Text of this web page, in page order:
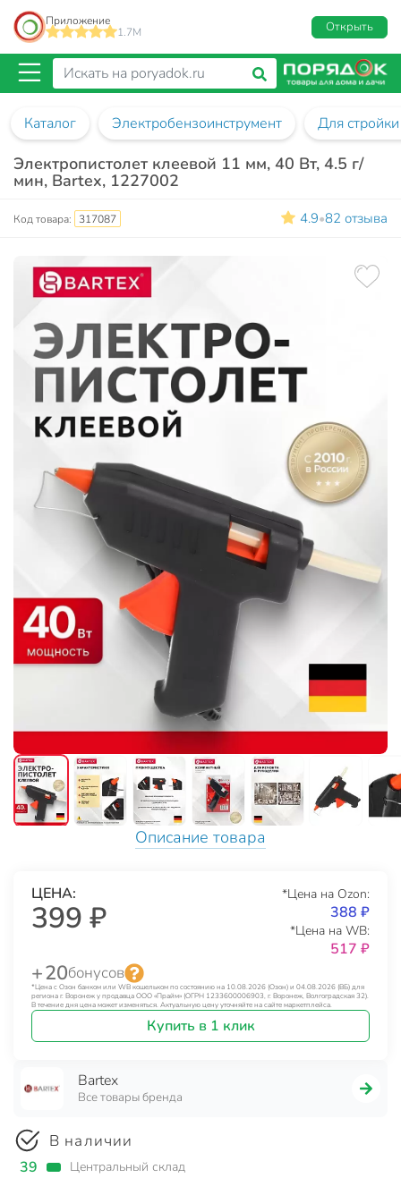
Приложение
1.7M
Открыть
Каталог Электробензоинструмент Для
Электропистолет клеевой 11 мм, 40 Вт, 4.5 г/
мин, Bartex, 1227002
Код товара: 317087 4.9•82 отзыва
Описание товара
ЦЕНА:
399 ₽
*Цена на Ozon:
388 ₽
*Цена на WB:
517 ₽
+ 20бонусов
*Цена с Озон банком или WB кошельком по состоянию на 10.08.2026 (Озон) и 04.08.2026 (ВБ) для
региона г. Воронеж у продавца ООО «Прайм» (ОГРН 1233600006903, г. Воронеж, Волгоградская 32).
В течение дня цена может изменяться. Актуальную цену уточняйте на сайте маркетплейса.
Купить в 1 клик
Bartex
Все товары бренда
В наличии
39 Центральный склад